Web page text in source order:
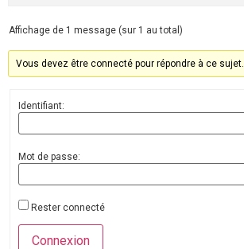
Affichage de 1 message (sur 1 au total)
Vous devez être connecté pour répondre à ce sujet.
Identifiant:
Mot de passe:
Rester connecté
Connexion